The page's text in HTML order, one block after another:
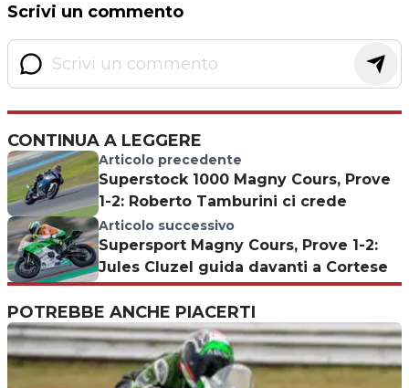
Scrivi un commento
CONTINUA A LEGGERE
Articolo precedente
Superstock 1000 Magny Cours, Prove
1-2: Roberto Tamburini ci crede
Articolo successivo
Supersport Magny Cours, Prove 1-2:
Jules Cluzel guida davanti a Cortese
POTREBBE ANCHE PIACERTI